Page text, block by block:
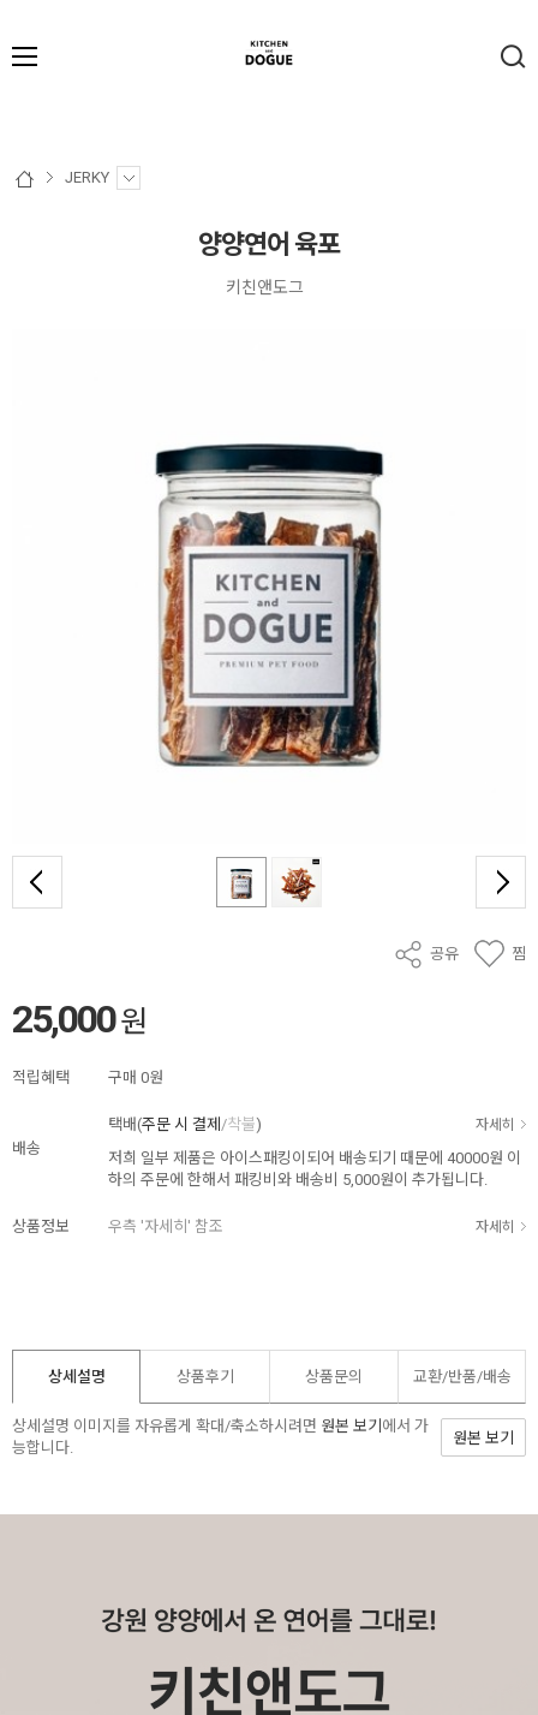
JERKY
양양연어 육포
키친앤도그
공유 찜
25,000원
적립혜택 구매 0원
배송
택배(주문 시 결제 /착불) 자세히
저희 일부 제품은 아이스패킹이되어 배송되기 때문에 40000원 이
하의 주문에 한해서 패킹비와 배송비 5,000원이 추가됩니다.
상품정보 우측 '자세히' 참조 자세히
상세설명 상품후기 상품문의 교환/반품/배송
상세설명 이미지를 자유롭게 확대/축소하시려면 원본 보기 에서 가
능합니다.
원본 보기